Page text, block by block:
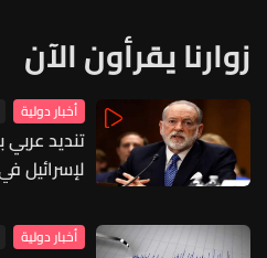
زوارنا يقرأون الآن
أخبار دولية
تنديد
لإسرائيل
أخبار دولية